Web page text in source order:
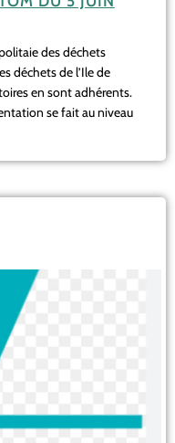
des déchets
déchets de l’Ile de
en sont adhérents.
se fait au niveau